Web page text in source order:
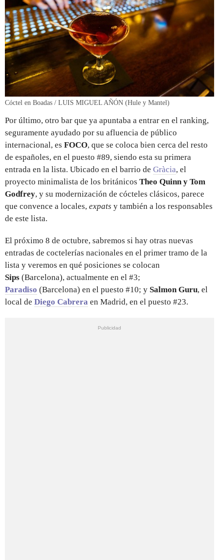
Cóctel en Boadas / LUIS MIGUEL AÑÓN (Hule y Mantel)
Por último, otro bar que ya apuntaba a entrar en el ranking,
seguramente ayudado por su afluencia de público
internacional, es FOCO, que se coloca bien cerca del resto
de españoles, en el puesto #89, siendo esta su primera
entrada en la lista. Ubicado en el barrio de Gràcia, el
proyecto minimalista de los británicos Theo Quinn y Tom
Godfrey, y su modernización de cócteles clásicos, parece
que convence a locales, expats y también a los responsables
de este lista.
El próximo 8 de octubre, sabremos si hay otras nuevas
entradas de coctelerías nacionales en el primer tramo de la
lista y veremos en qué posiciones se colocan
Sips (Barcelona), actualmente en el #3;
Paradiso (Barcelona) en el puesto #10; y Salmon Guru, el
local de Diego Cabrera en Madrid, en el puesto #23.